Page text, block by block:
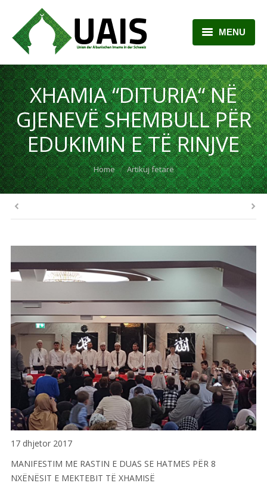
MENU
BALLINA
RRETH NESH
LAJME
ARTIKUJ
PLANI MËSIMOR
XHAMIA “DITURIA“ NË
GJENEVË SHEMBULL PËR
EDUKIMIN E TË RINJVE
You are here: Home Artikuj fetarë
17 dhjetor 2017
MANIFESTIM ME RASTIN E DUAS SE HATMES PËR 8
NXËNËSIT E MEKTEBIT TË XHAMISË